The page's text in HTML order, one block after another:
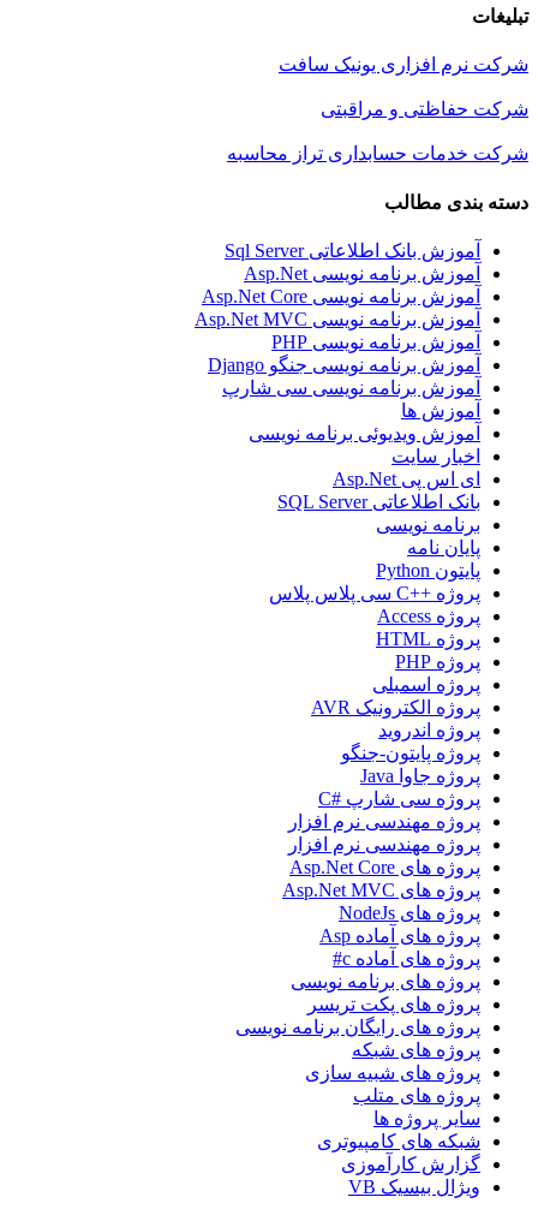
تبلیغات
شرکت نرم افزاری یونیک سافت
شرکت حفاظتی و مراقبتی
شرکت خدمات حسابداری تراز محاسبه
دسته بندی مطالب
آموزش بانک اطلاعاتی Sql Server
آموزش برنامه نویسی Asp.Net
آموزش برنامه نویسی Asp.Net Core
آموزش برنامه نویسی Asp.Net MVC
آموزش برنامه نویسی PHP
آموزش برنامه نویسی جنگو Django
آموزش برنامه نویسی سی شارپ
آموزش ها
آموزش ویدیوئی برنامه نویسی
اخبار سایت
ای اس پی Asp.Net
بانک اطلاعاتی SQL Server
برنامه نویسی
پایان نامه
پایتون Python
پروژه ++C سی پلاس پلاس
پروژه Access
پروژه HTML
پروژه PHP
پروژه اسمبلی
پروژه الکترونیک AVR
پروژه اندروید
پروژه پایتون-جنگو
پروژه جاوا Java
پروژه سی شارپ #C
پروژه مهندسی نرم افزار
پروژه مهندسی نرم افزار
پروژه های Asp.Net Core
پروژه های Asp.Net MVC
پروژه های NodeJs
پروژه های آماده Asp
پروژه های آماده c#
پروژه های برنامه نویسی
پروژه های پکت تریسر
پروژه های رایگان برنامه نویسی
پروژه های شبکه
پروژه های شبیه سازی
پروژه های متلب
سایر پروژه ها
شبکه های کامپیوتری
گزارش کارآموزی
ویژال بیسیک VB